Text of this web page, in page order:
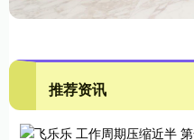
推荐资讯